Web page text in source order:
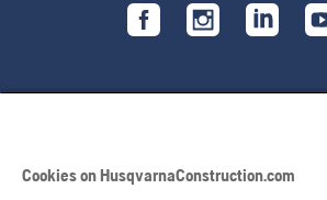
Cookies on HusqvarnaConstruction.com